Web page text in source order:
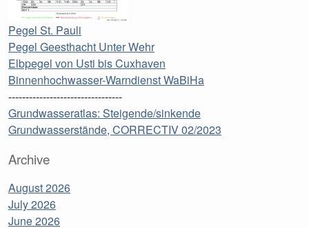
Pegel St. Pauli
Pegel Geesthacht Unter Wehr
Elbpegel von Usti bis Cuxhaven
Binnenhochwasser-Warndienst WaBiHa
---------------------------------
Grundwasseratlas: Steigende/sinkende
Grundwasserstände, CORRECTIV 02/2023
Archive
August 2026
July 2026
June 2026